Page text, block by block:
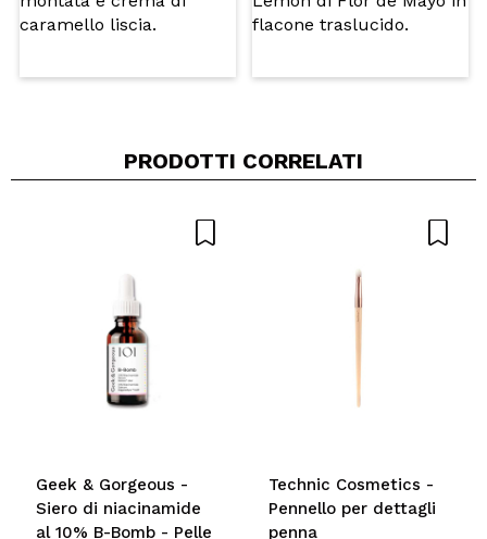
PRODOTTI CORRELATI
Geek & Gorgeous -
Siero di niacinamide
al 10% B-Bomb - Pelle
Technic Cosmetics -
Pennello per dettagli
penna